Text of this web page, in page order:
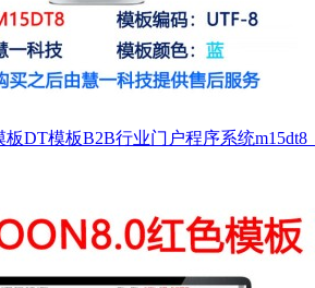
板DT模板B2B行业门户程序系统m15dt8